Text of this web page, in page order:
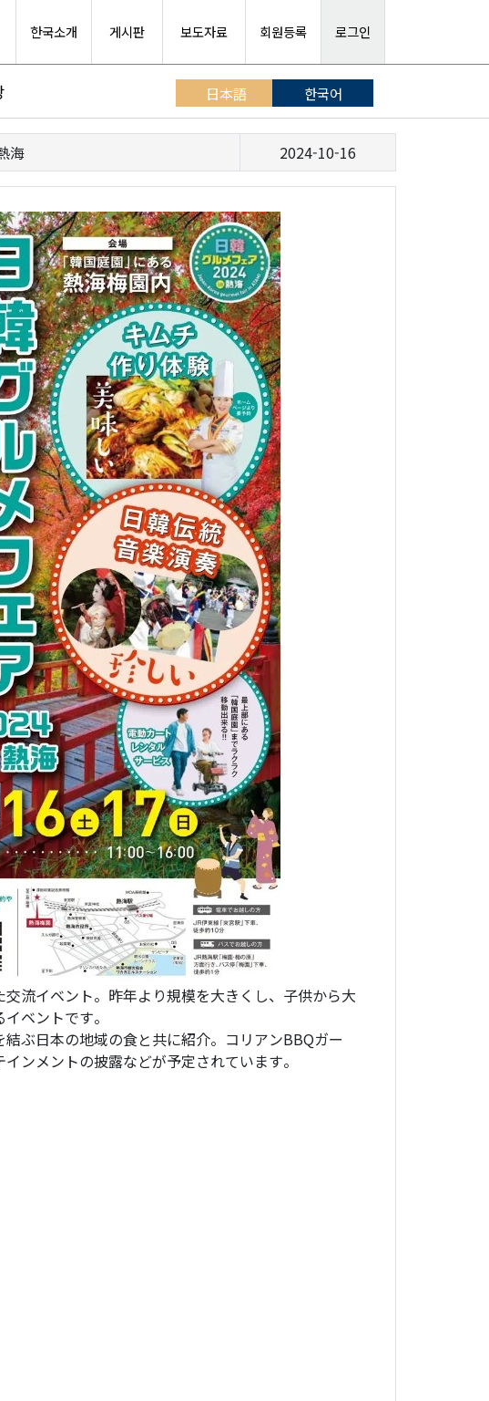
한국소개 게시판 보도자료 회원등록 로그인
日本語 한국어
海 2024-10-16
流イベント。昨年より規模を大きくし、子供から大
ベントです。
ぶ日本の地域の食と共に紹介。コリアンBBQガー
ンメントの披露などが予定されています。